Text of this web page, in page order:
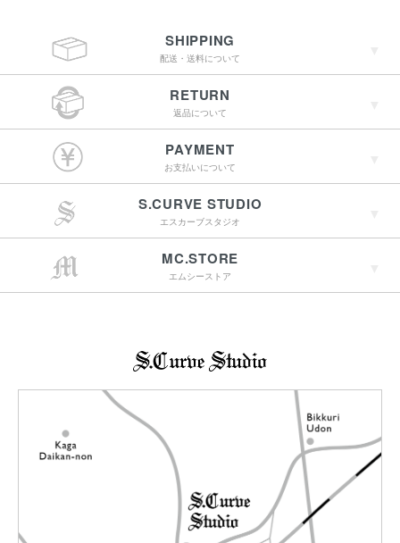
SHIPPING
配送・送料について
￥4,400（税込）以上
のご購入で送料無料
15:00までのご注文で
最短翌営業日配送
RETURN
返品について
→詳しくはこちらへ
PAYMENT
お支払いについて
S.CURVE STUDIO
エスカーブスタジオ
MC.STORE
エムシーストア